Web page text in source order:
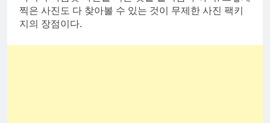
찍은 사진도 다 찾아볼 수 있는 것이 무제한 사진 팩키
지의 장점이다.